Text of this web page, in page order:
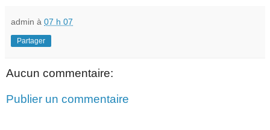
admin à 07 h 07
Partager
Aucun commentaire:
Publier un commentaire